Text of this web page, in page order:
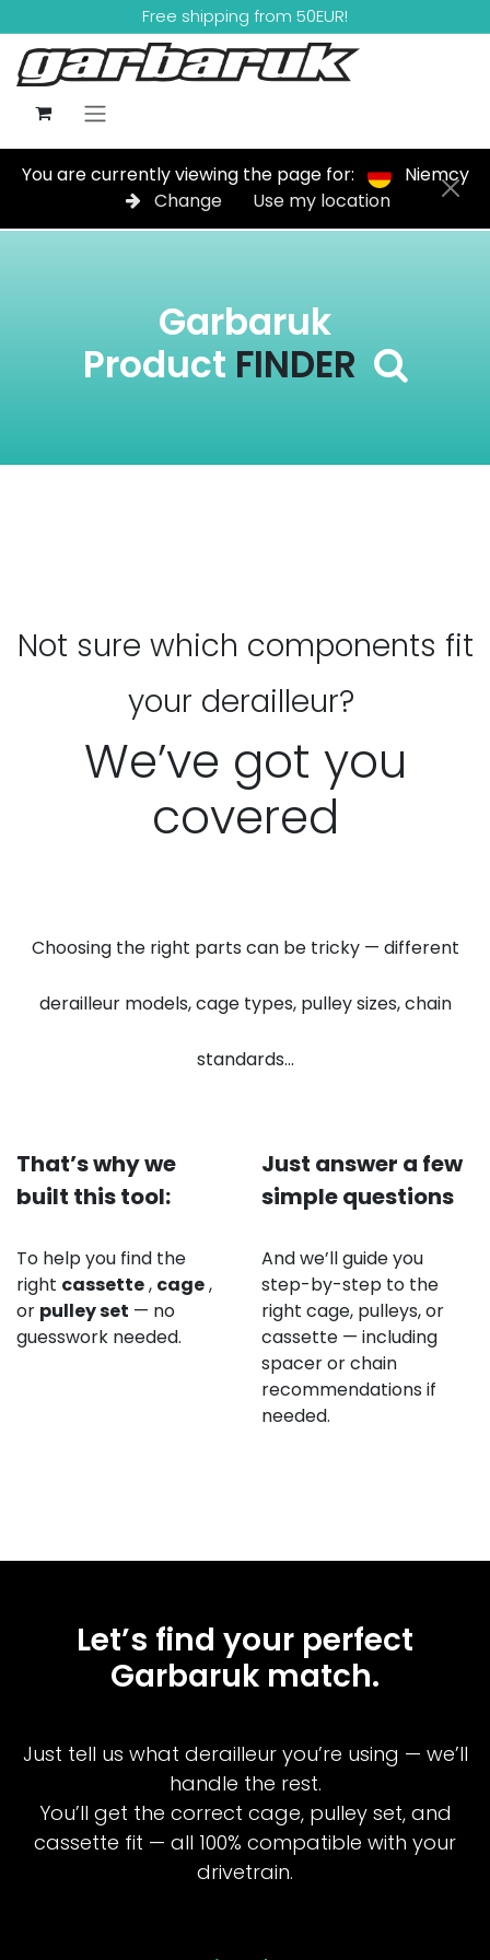
Skip to ContentFree shipping from 50EUR!
You are currently viewing the page for:
Niemcy
Change
Use my location
Garbaruk
Product FINDER
Not sure which components fit
your derailleur?
We’ve got you
covered
Choosing the right parts can be tricky — different
derailleur models, cage types, pulley sizes, chain
standards…
That’s why we
built this tool:
To help you find the
right cassette, cage,
or pulley set — no
guesswork needed.
Just answer a few
simple questions
And we’ll guide you
step-by-step to the
right cage, pulleys, or
cassette — including
spacer or chain
recommendations if
needed.
Let’s find your perfect
Garbaruk match.
Just tell us what derailleur you’re using — we’ll
handle the rest.
You’ll get the correct cage, pulley set, and
cassette fit — all 100% compatible with your
drivetrain.